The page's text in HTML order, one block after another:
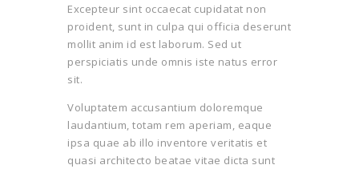
Excepteur sint occaecat cupidatat non
proident, sunt in culpa qui officia deserunt
mollit anim id est laborum. Sed ut
perspiciatis unde omnis iste natus error
sit.
Voluptatem accusantium doloremque
laudantium, totam rem aperiam, eaque
ipsa quae ab illo inventore veritatis et
quasi architecto beatae vitae dicta sunt